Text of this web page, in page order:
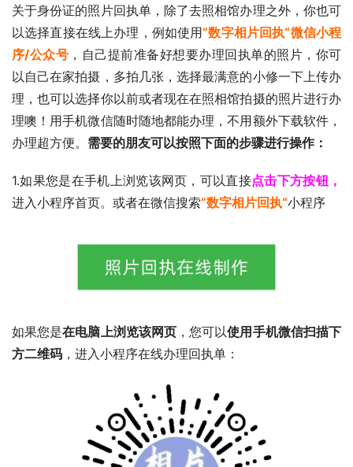
关于身份证的照片回执单，除了去照相馆办理之外，你也可
以选择直接在线上办理，例如使用”数字相片回执“微信小程
序/公众号 ，自己提前准备好想要办理回执单的照片，你可
以自己在家拍摄，多拍几张，选择最满意的小修一下上传办
理，也可以选择你以前或者现在在照相馆拍摄的照片进行办
理噢！用手机微信随时随地都能办理，不用额外下载软件，
办理超方便。 需要的朋友可以按照下面的步骤进行操作：
1.如果您是在手机上浏览该网页，可以直接点击下方按钮，
进入小程序首页。或者在微信搜索”数字相片回执“小程序
如果您是在电脑上浏览该网页 ，您可以使用手机微信扫描下
方二维码 ，进入小程序在线办理回执单：